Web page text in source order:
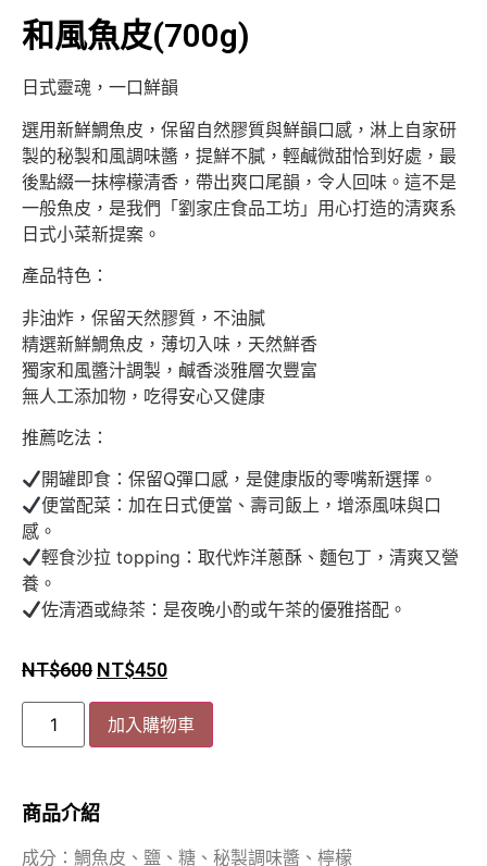
和風魚皮(700g)
日式靈魂，一口鮮韻
選用新鮮鯛魚皮，保留自然膠質與鮮韻口感，淋上自家研
製的秘製和風調味醬，提鮮不膩，輕鹹微甜恰到好處，最
後點綴一抹檸檬清香，帶出爽口尾韻，令人回味。這不是
一般魚皮，是我們「劉家庄食品工坊」用心打造的清爽系
日式小菜新提案。
產品特色：
非油炸，保留天然膠質，不油膩
精選新鮮鯛魚皮，薄切入味，天然鮮香
獨家和風醬汁調製，鹹香淡雅層次豐富
無人工添加物，吃得安心又健康
推薦吃法：
開罐即食：保留Q彈口感，是健康版的零嘴新選擇。
便當配菜：加在日式便當、壽司飯上，增添風味與口
感。
輕食沙拉 topping：取代炸洋蔥酥、麵包丁，清爽又營
養。
佐清酒或綠茶：是夜晚小酌或午茶的優雅搭配。
NT$600 NT$450
加入購物車
商品介紹
成分：鯛魚皮、鹽、糖、秘製調味醬、檸檬